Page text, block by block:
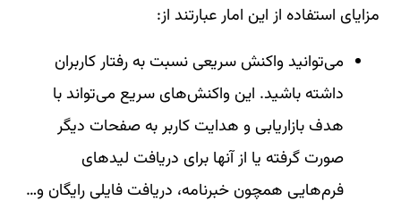
مزایای استفاده از این امار عبارتند از:
می‌توانید واکنش سریعی نسبت به رفتار کاربران
داشته باشید. این واکنش‌های سریع می‌تواند با
هدف بازاریابی و هدایت کاربر به صفحات دیگر
صورت گرفته یا از آنها برای دریافت لیدهای
فرم‌هایی همچون خبرنامه، دریافت فایلی رایگان و…